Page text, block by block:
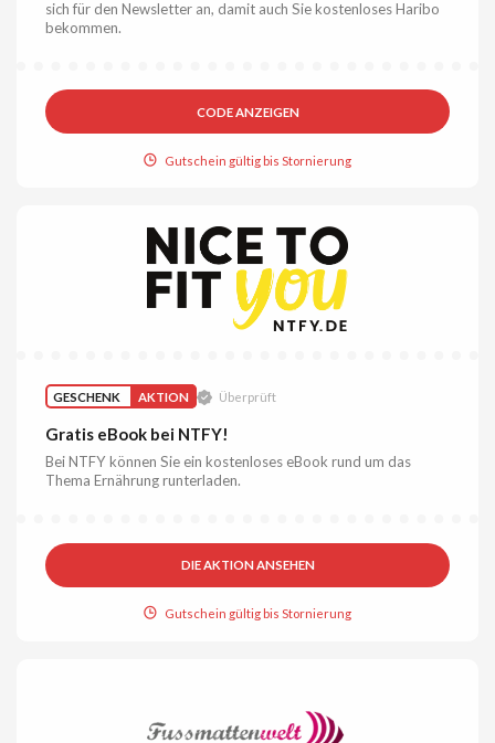
sich für den Newsletter an, damit auch Sie kostenloses Haribo
bekommen.
CODE ANZEIGEN
Gutschein gültig bis Stornierung
GESCHENK AKTION Überprüft
Gratis eBook bei NTFY!
Bei NTFY können Sie ein kostenloses eBook rund um das
Thema Ernährung runterladen.
DIE AKTION ANSEHEN
Gutschein gültig bis Stornierung